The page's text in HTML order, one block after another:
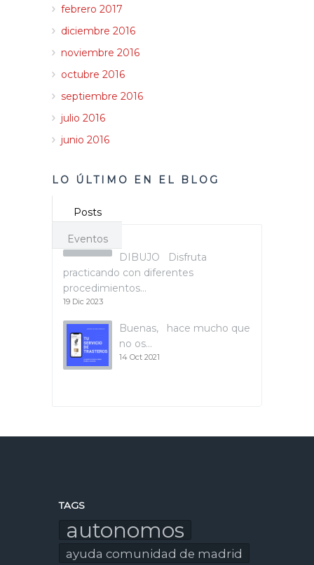
febrero 2017
diciembre 2016
noviembre 2016
octubre 2016
septiembre 2016
julio 2016
junio 2016
LO ÚLTIMO EN EL BLOG
Posts
Eventos
DIBUJO Disfruta
practicando con diferentes
procedimientos…
19 Dic 2023
Buenas, hace mucho que
no os…
14 Oct 2021
TAGS
autonomos
ayuda comunidad de madrid